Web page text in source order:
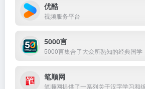
优酷
视频服务平台
5000言
笔顺网